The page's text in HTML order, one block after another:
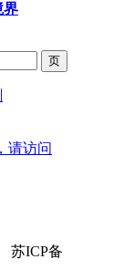
界
请访问
苏ICP备